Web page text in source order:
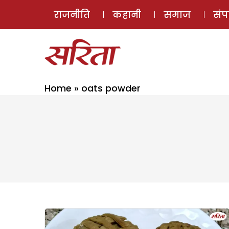
राजनीति कहानी समाज
Home » oats powder